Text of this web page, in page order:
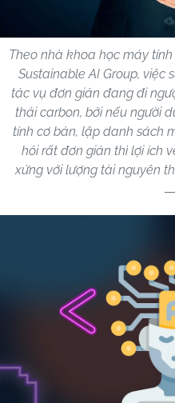
Theo nhà khoa học máy
Sustainable AI Group, việc
tác vụ đơn giản đang đi
thải carbon, bởi nếu người
tính cơ bản, lập danh sách
hỏi rất đơn giản thì lợi ích
xứng với lượng tài nguyên